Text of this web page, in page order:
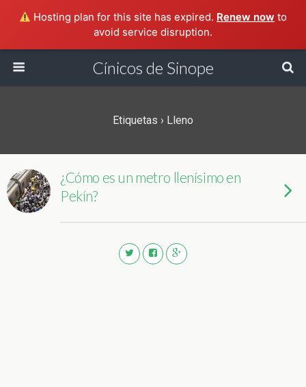
Hosting plan for this site has expired. Renew now to
avoid service disruption.
Cínicos de Sinope
Etiquetas › Lleno
¿Cómo es un metro llenísimo en
Pekín?